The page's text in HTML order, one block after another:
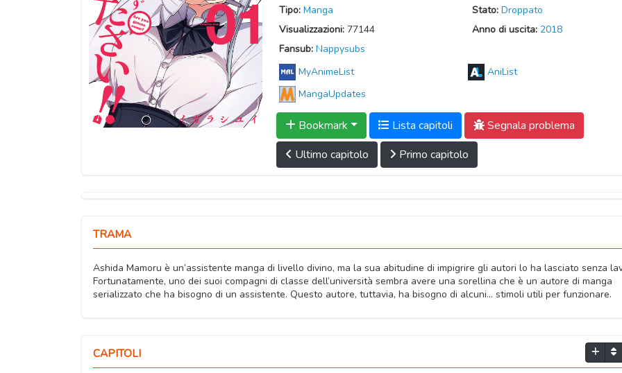
Tipo: Manga Stato: Droppato
Visualizzazioni: 77144 Anno di uscita: 2018
Fansub: Nappysubs
MyAnimeList
AniList
MangaUpdates
Bookmark Lista capitoli
Segnala problema
Ultimo capitolo
Primo capitolo
TRAMA
Ashida Mamoru è un’assistente manga di livello divino, ma la sua abitudine di impigrire gli autori lo ha lasciato senza
Fortunatamente, uno dei suoi compagni di classe dell’università sembra avere una sorellina che è un autore di manga
serializzato che ha bisogno di un assistente. Questo autore, tuttavia, ha bisogno di alcuni... stimoli utili per funzionare.
CAPITOLI